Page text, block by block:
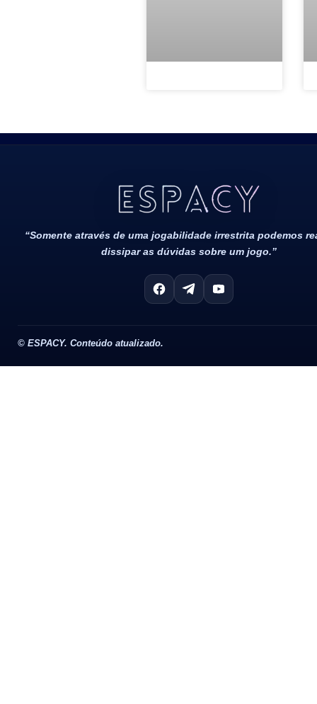
“Somente através de uma jogabilidade irrestrita podemos
dissipar as dúvidas sobre um jogo.”
© ESPACY. Conteúdo atualizado.